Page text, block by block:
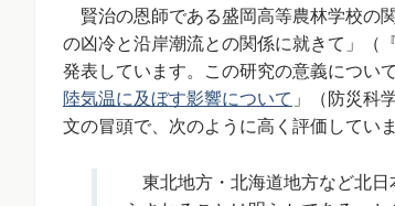
賢治の恩師である盛岡高等農林学校の
の凶冷と沿岸潮流との関係に就きて」（
発表しています。この研究の意義につい
陸気温に及ぼす影響について 」（防災科
文の冒頭で、次のように高く評価していま
東北地方・北海道地方など北日